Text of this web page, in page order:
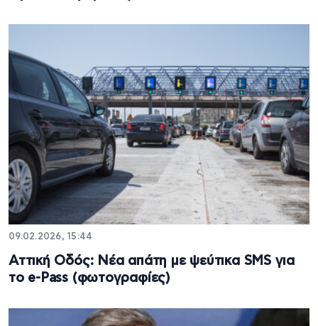
09.02.2026, 15:44
Αττική Οδός: Νέα απάτη με ψεύτικα SMS για
το e-Pass (φωτογραφίες)